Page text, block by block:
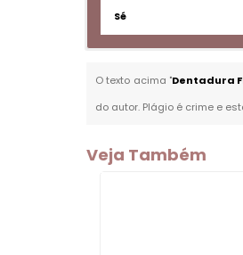
Sé
O texto acima "Dentadura
do autor. Plágio é crime e
Veja Também